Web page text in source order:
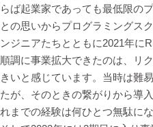
らば起業家であっても最低限の
との思いからプログラミングス
ンジニアたちとともに2021年に
順調に事業拡大できたのは、リ
きいと感じています。当時は難
たが、そのときの繋がりから導
れまでの経験は何ひとつ無駄に